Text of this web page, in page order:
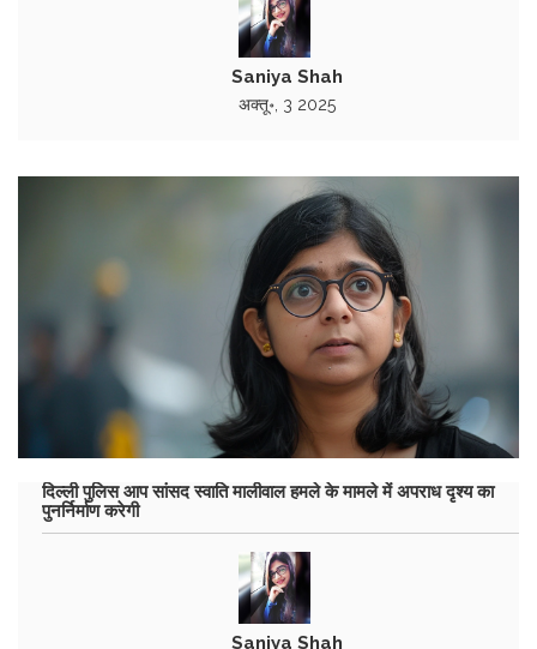
Saniya Shah
अक्तू॰, 3 2025
दिल्ली पुलिस आप सांसद स्वाति मालीवाल हमले के मामले में अपराध दृश्य का
पुनर्निर्माण करेगी
Saniya Shah